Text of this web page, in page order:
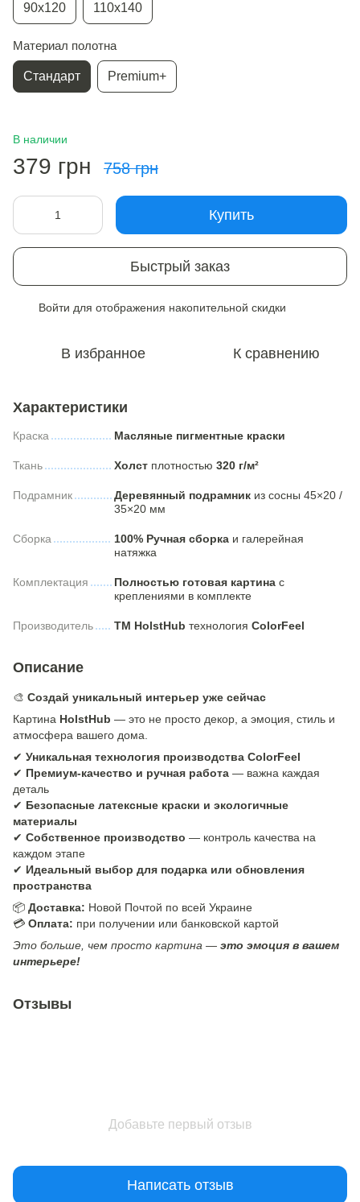
90х120 110х140
Материал полотна
Стандарт Premium+
В наличии
379 грн 758 грн
Купить
Быстрый заказ
Войти для отображения накопительной скидки
В избранное К сравнению
Характеристики
Краска Масляные пигментные краски
Ткань Холст плотностью 320 г/м²
Подрамник Деревянный подрамник из сосны 45×20 /
35×20 мм
Сборка 100% Ручная сборка и галерейная
натяжка
Комплектация Полностью готовая картина с
креплениями в комплекте
Производитель ТМ HolstHub технология ColorFeel
Описание
🎨 Создай уникальный интерьер уже сейчас
Картина HolstHub — это не просто декор, а эмоция, стиль и
атмосфера вашего дома.
✔ Уникальная технология производства ColorFeel
✔ Премиум-качество и ручная работа — важна каждая
деталь
✔ Безопасные латексные краски и экологичные
материалы
✔ Собственное производство — контроль качества на
каждом этапе
✔ Идеальный выбор для подарка или обновления
пространства
📦 Доставка: Новой Почтой по всей Украине
💳 Оплата: при получении или банковской картой
Это больше, чем просто картина — это эмоция в вашем
интерьере!
Отзывы
Добавьте первый отзыв
Написать отзыв